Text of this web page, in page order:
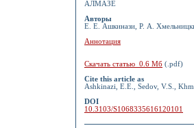
АЛМАЗЕ
Авторы
Е. Е. Ашкинази, Р. А.
Аннотация
Скачать статью 0.6 Мб (.pdf)
Cite this article as
Ashkinazi, E.E., Sedov, V.S.,
DOI
10.3103/S1068335616120101